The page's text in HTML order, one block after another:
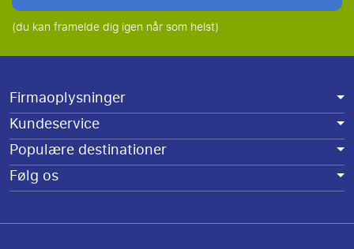
(du kan framelde dig igen når som helst)
Firmaoplysninger
Kundeservice
Populære destinationer
Følg os